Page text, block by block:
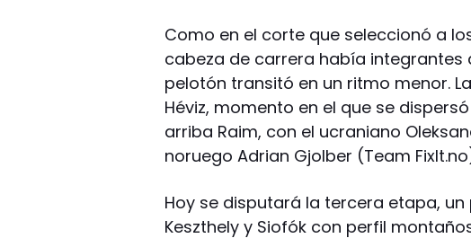
Como en el corte que seleccionó a
cabeza de carrera había integrantes
pelotón transitó en un ritmo menor.
Héviz, momento en el que se
arriba Raim, con el ucraniano
noruego Adrian Gjolber (Team
Hoy se disputará la tercera etapa,
Keszthely y Siofók con perfil